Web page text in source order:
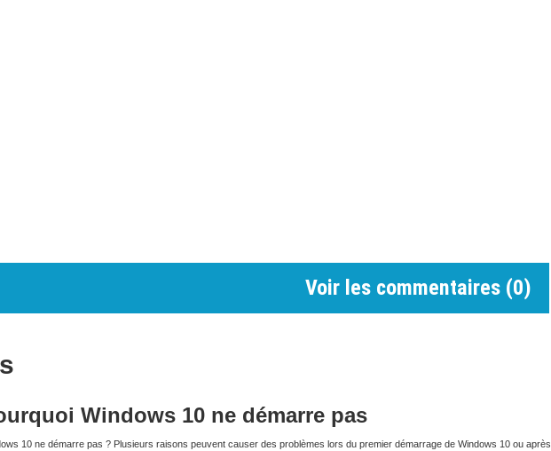
Voir les commentaires (0)
Windows 10 ne démarre pas
10 ne démarre pas ? Plusieurs raisons peuvent causer des problèmes lors du premier démarrage de Windows 10 ou après